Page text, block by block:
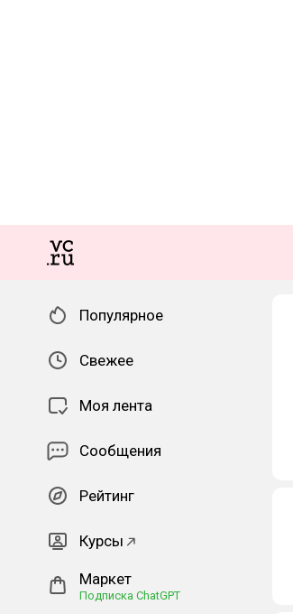
Популярное
Свежее
Моя лента
Сообщения
Рейтинг
Курсы
Маркет
Подписка ChatGPT